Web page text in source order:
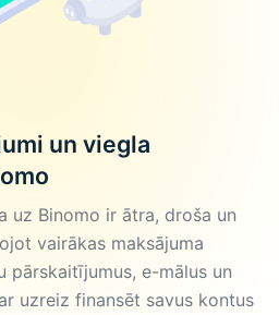
un viegla
uz Binomo ir ātra, droša un
vairākas maksājuma
pārskaitījumus, e-mālus un
uzreiz finansēt savus kontus